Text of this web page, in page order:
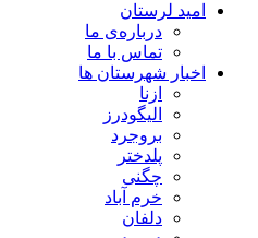
امید لرستان
درباره‌ی ما
تماس با ما
اخبار شهرستان ها
ازنا
الیگودرز
بروجرد
پلدختر
چگنی
خرم آباد
دلفان